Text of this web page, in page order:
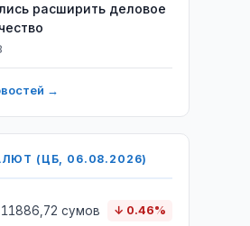
расширить деловое
→
(ЦБ, 06.08.2026)
11886,72 сумов ↓ 0.46%